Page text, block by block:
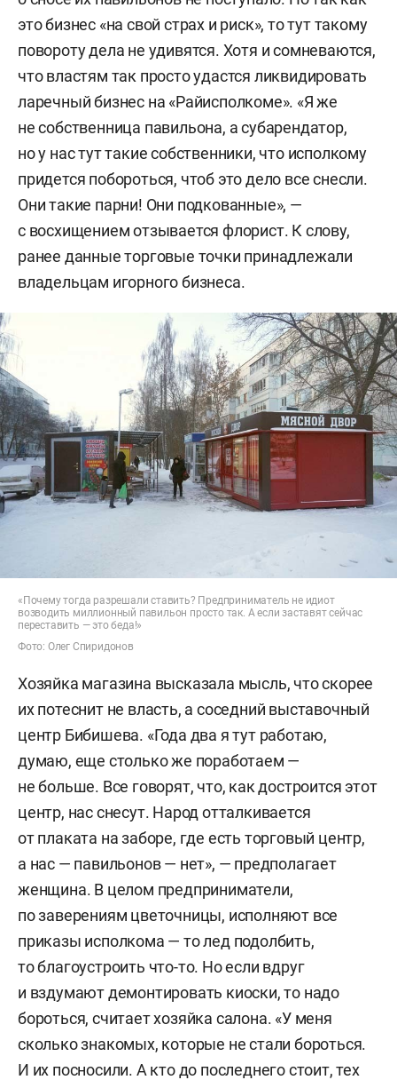
это бизнес «на свой страх и риск», то тут такому
повороту дела не удивятся. Хотя и сомневаются,
что властям так просто удастся ликвидировать
ларечный бизнес на «Райисполкоме». «Я же
не собственница павильона, а субарендатор,
но у нас тут такие собственники, что исполкому
придется побороться, чтоб это дело все снесли.
Они такие парни! Они подкованные», —
с восхищением отзывается флорист. К слову,
ранее данные торговые точки принадлежали
владельцам игорного бизнеса.
«Почему тогда разрешали ставить? Предприниматель не идиот
возводить миллионный павильон просто так. А если заставят сейчас
переставить — это беда!»
Фото: Олег Спиридонов
Хозяйка магазина высказала мысль, что скорее
их потеснит не власть, а соседний выставочный
центр Бибишева. «Года два я тут работаю,
думаю, еще столько же поработаем —
не больше. Все говорят, что, как достроится этот
центр, нас снесут. Народ отталкивается
от плаката на заборе, где есть торговый центр,
а нас — павильонов — нет», — предполагает
женщина. В целом предприниматели,
по заверениям цветочницы, исполняют все
приказы исполкома — то лед подолбить,
то благоустроить что-то. Но если вдруг
и вздумают демонтировать киоски, то надо
бороться, считает хозяйка салона. «У меня
сколько знакомых, которые не стали бороться.
И их посносили. А кто до последнего стоит, тех